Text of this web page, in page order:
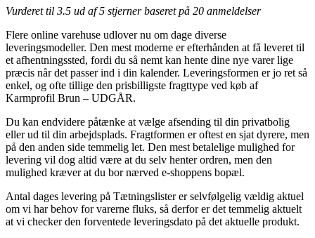
Vurderet til 3.5 ud af 5 stjerner baseret på 20 anmeldelser
Flere online varehuse udlover nu om dage diverse
leveringsmodeller. Den mest moderne er efterhånden at få leveret til
et afhentningssted, fordi du så nemt kan hente dine nye varer lige
præcis når det passer ind i din kalender. Leveringsformen er jo ret så
enkel, og ofte tillige den prisbilligste fragttype ved køb af
Karmprofil Brun – UDGÅR.
Du kan endvidere påtænke at vælge afsending til din privatbolig
eller ud til din arbejdsplads. Fragtformen er oftest en sjat dyrere, men
på den anden side temmelig let. Den mest betalelige mulighed for
levering vil dog altid være at du selv henter ordren, men den
mulighed kræver at du bor nærved e-shoppens bopæl.
Antal dages levering på Tætningslister er selvfølgelig vældig aktuel
om vi har behov for varerne fluks, så derfor er det temmelig aktuelt
at vi checker den forventede leveringsdato på det aktuelle produkt.